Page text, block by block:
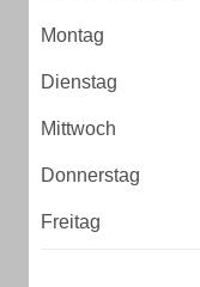
Montag
Dienstag
Mittwoch
Donnerstag
Freitag